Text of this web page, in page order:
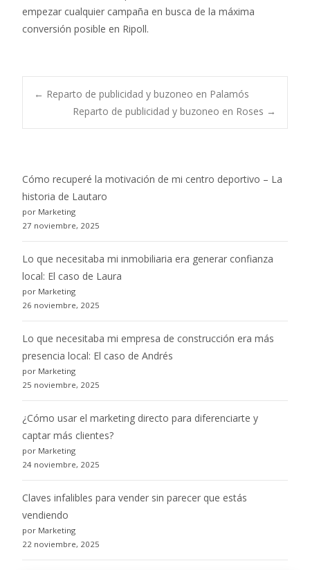
empezar cualquier campaña en busca de la máxima
conversión posible en Ripoll.
Post
← Reparto de publicidad y buzoneo en Palamós
Reparto de publicidad y buzoneo en Roses →
Cómo recuperé la motivación de mi centro deportivo – La
historia de Lautaro
por Marketing
27 noviembre, 2025
Lo que necesitaba mi inmobiliaria era generar confianza
local: El caso de Laura
por Marketing
26 noviembre, 2025
Lo que necesitaba mi empresa de construcción era más
presencia local: El caso de Andrés
por Marketing
25 noviembre, 2025
¿Cómo usar el marketing directo para diferenciarte y
captar más clientes?
por Marketing
24 noviembre, 2025
Claves infalibles para vender sin parecer que estás
vendiendo
por Marketing
22 noviembre, 2025